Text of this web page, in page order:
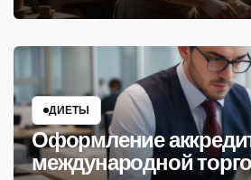
ДИЕТЫ
Оформление
международной